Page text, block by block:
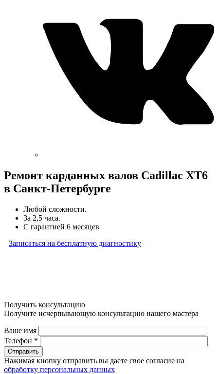
Ремонт карданных валов Cadillac XT6
в Санкт-Петербурге
Любой сложности.
За 2,5 часа.
С гарантией 6 месяцев
Записаться на бесплатную диагностику
Получить консультацию
Получите исчерпывающую консультацию нашего мастера
Ваше имя
Телефон *
Нажимая кнопку отправить вы даете свое согласие на
обработку персональных данных